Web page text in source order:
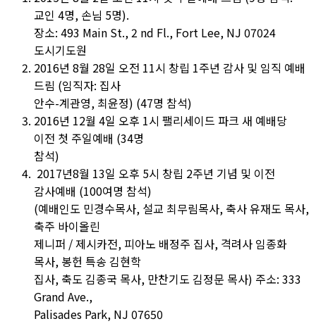
교인 4명, 손님 5명).
장소: 493 Main St., 2 nd Fl., Fort Lee, NJ 07024
도시기도원
2016년 8월 28일 오전 11시 창립 1주년 감사 및 임직 예배
드림 (임직자: 집사
안수-계관영, 최윤정) (47명 참석)
2016년 12월 4일 오후 1시 팰리세이드 파크 새 예배당
이전 첫 주일예배 (34명
참석)
2017년8월 13일 오후 5시 창립 2주년 기념 및 이전
감사예배 (100여명 참석)
(예배인도 민경수목사, 설교 최무림목사, 축사 유재도 목사,
축주 바이올린
제니퍼 / 제시카전, 피아노 배정주 집사, 격려사 임종화
목사, 봉헌 특송 김현학
집사, 축도 김종국 목사, 만찬기도 김정문 목사) 주소: 333
Grand Ave.,
Palisades Park, NJ 07650